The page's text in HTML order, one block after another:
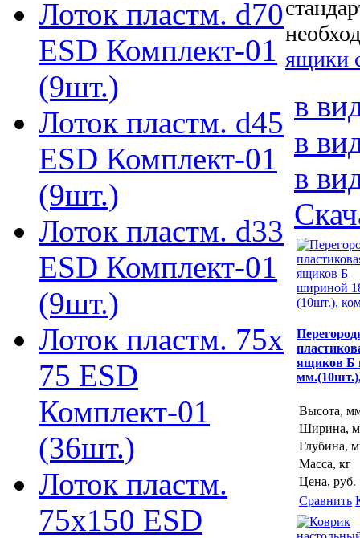
Лоток пластм. d70
ESD Комплект-01
(9шт.)
Лоток пластм. d45
ESD Комплект-01
(9шт.)
Лоток пластм. d33
ESD Комплект-01
(9шт.)
Лоток пластм. 75х
75 ESD
Комплект-01
(36шт.)
Лоток пластм.
75х150 ESD
ящики
в
в
в
ящиков Б
Высота,
Ширина,
Глубина,
Масса, кг
Цена, руб.
Сравнить